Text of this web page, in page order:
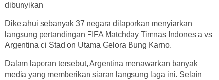
dibunyikan.
Diketahui sebanyak 37 negara dilaporkan menyiarkan
langsung pertandingan FIFA Matchday Timnas Indonesia vs
Argentina di Stadion Utama Gelora Bung Karno.
Dalam laporan tersebut, Argentina menawarkan banyak
media yang memberikan siaran langsung laga ini. Selain